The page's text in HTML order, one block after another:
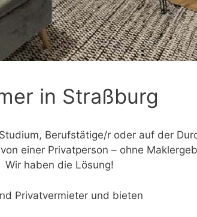
in Straßburg
Berufstätige/r oder auf der
einer Privatperson – ohne
Wir haben die Lösung!
Privatvermieter und bieten